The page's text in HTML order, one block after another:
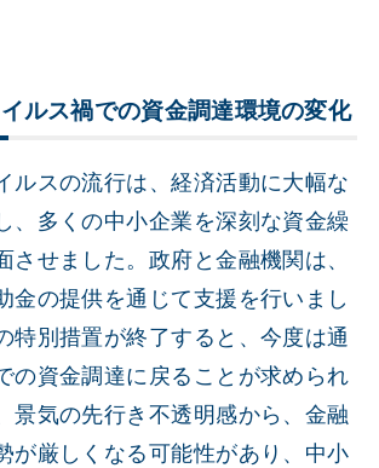
ルス禍での資金調達環境の変化
ルスの流行は、経済活動に大幅な
、多くの中小企業を深刻な資金繰
させました。政府と金融機関は、
金の提供を通じて支援を行いまし
特別措置が終了すると、今度は通
の資金調達に戻ることが求められ
景気の先行き不透明感から、金融
が厳しくなる可能性があり、中小